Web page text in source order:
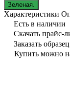
Зеленая.
Характеристики
Есть в наличии
Скачать прайс-
Заказать образец
Купить можно